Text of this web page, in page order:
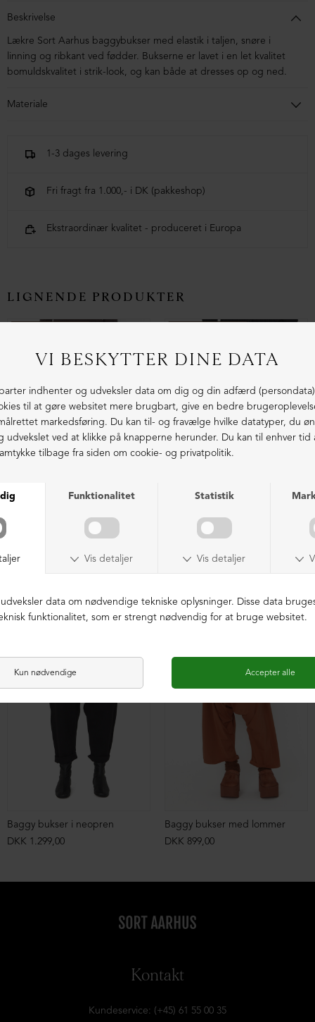
Beskrivelse
Lækre Sort Aarhus baggybukser med elastik i taljen, snøre i
linning og ribkant ved fødder. Bukserne er lavet i en let kvalitet
bomuldskvalitet i strik-look, og kan både at dresses op og ned.
Materiale
1-3 dages levering
Fri fragt fra 1.000,- i DK (pakkeshop)
Ekstraordinær kvalitet - produceret i Europa
LIGNENDE PRODUKTER
Baggy vide bukser med plisse
DKK 1.199,00
Baggy vide bukser med plisse
DKK 1.199,00
ØKOLOGISK BOMULD
Baggy bukser i neopren
DKK 1.299,00
ØKOLOGISK BOMULD
Baggy bukser med lommer
DKK 899,00
Kontakt
Kundeservice: (+45) 61 55 00 35